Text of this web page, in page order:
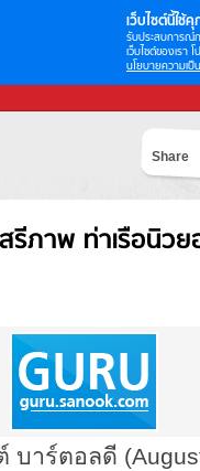
เว็บไซต์นี้ใช้คุ
รับประสบการณ์
เว็บไซต์ของเรา
นโยบายความเป็
Share
รีภาพ ท่าเรือนิว
บาร์ตอลดี